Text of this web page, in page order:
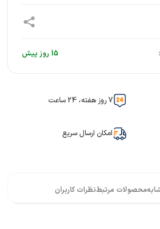
15 روز پیش
7 روز هفته، 24 ساعت
امکان ارسال سریع
محصولات مرتبطنظرات کاربران